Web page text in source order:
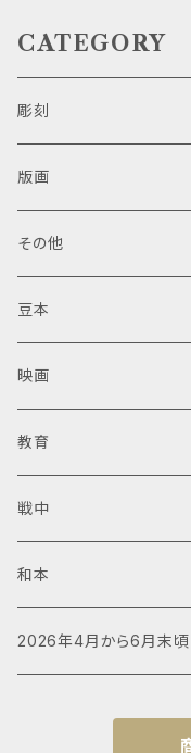
CATEGORY
彫刻
版画
その他
豆本
映画
教育
戦中
和本
2026年4月から6月末頃